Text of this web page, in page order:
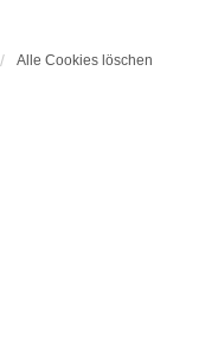
Alle Cookies löschen